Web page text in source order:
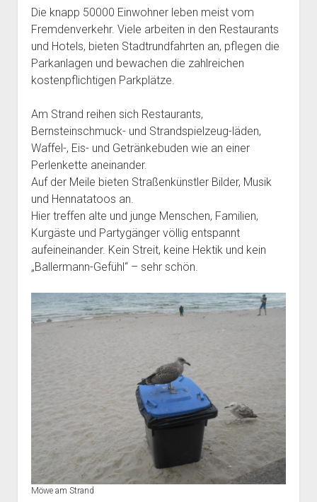
Die knapp 50000 Einwohner leben meist vom
Fremdenverkehr. Viele arbeiten in den Restaurants
und Hotels, bieten Stadtrundfahrten an, pflegen die
Parkanlagen und bewachen die zahlreichen
kostenpflichtigen Parkplätze.
Am Strand reihen sich Restaurants,
Bernsteinschmuck- und Strandspielzeug-läden,
Waffel-, Eis- und Getränkebuden wie an einer
Perlenkette aneinander.
Auf der Meile bieten Straßenkünstler Bilder, Musik
und Hennatatoos an.
Hier treffen alte und junge Menschen, Familien,
Kurgäste und Partygänger völlig entspannt
aufeineinander. Kein Streit, keine Hektik und kein
„Ballermann-Gefühl“ – sehr schön.
Möwe am Strand